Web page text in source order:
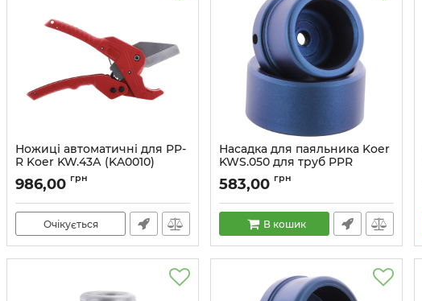
Ножиці автоматичні для PP-
R Koer KW.43А (KA0010)
Артикул: KA0010
986,00 грн
Очікується
Насадка для паяльника Koer
KWS.050 для труб PPR
Артикул: KA0015
583,00 грн
В кошик